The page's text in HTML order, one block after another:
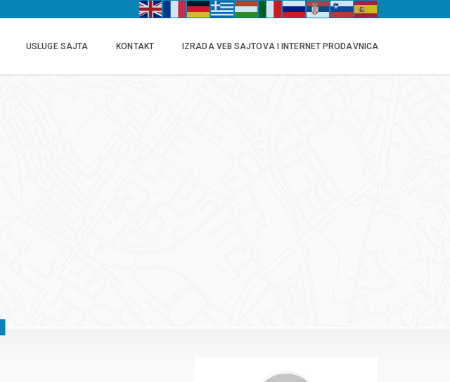
USLUGE SAJTA KONTAKT IZRADA VEB SAJTOVA I INTERNET PRODAVNICA